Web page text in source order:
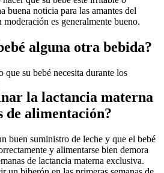
buena noticia para las amantes del
es generalmente bueno.
alguna otra bebida?
que su bebé necesita durante los
la lactancia materna
de alimentación?
buen suministro de leche y que el bebé
y alimentarse bien demora
de lactancia materna exclusiva.